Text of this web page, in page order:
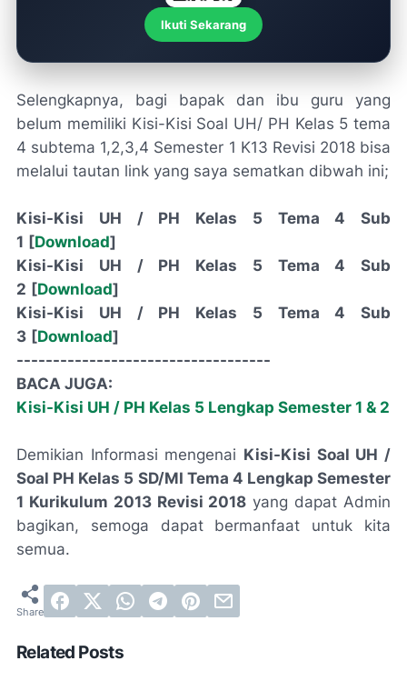
Ikuti Sekarang
Selengkapnya, bagi bapak dan ibu guru yang
belum memiliki Kisi-Kisi Soal UH/ PH Kelas 5 tema
4 subtema 1,2,3,4 Semester 1 K13 Revisi 2018 bisa
melalui tautan link yang saya sematkan dibwah ini;
Kisi-Kisi UH / PH Kelas 5 Tema 4 Sub
1 [Download]
Kisi-Kisi UH / PH Kelas 5 Tema 4 Sub
2 [Download]
Kisi-Kisi UH / PH Kelas 5 Tema 4 Sub
3 [Download]
-----------------------------------
BACA JUGA:
Kisi-Kisi UH / PH Kelas 5 Lengkap Semester 1 & 2
Demikian Informasi mengenai Kisi-Kisi Soal UH /
Soal PH Kelas 5 SD/MI Tema 4 Lengkap Semester
1 Kurikulum 2013 Revisi 2018 yang dapat Admin
bagikan, semoga dapat bermanfaat untuk kita
semua.
Related Posts